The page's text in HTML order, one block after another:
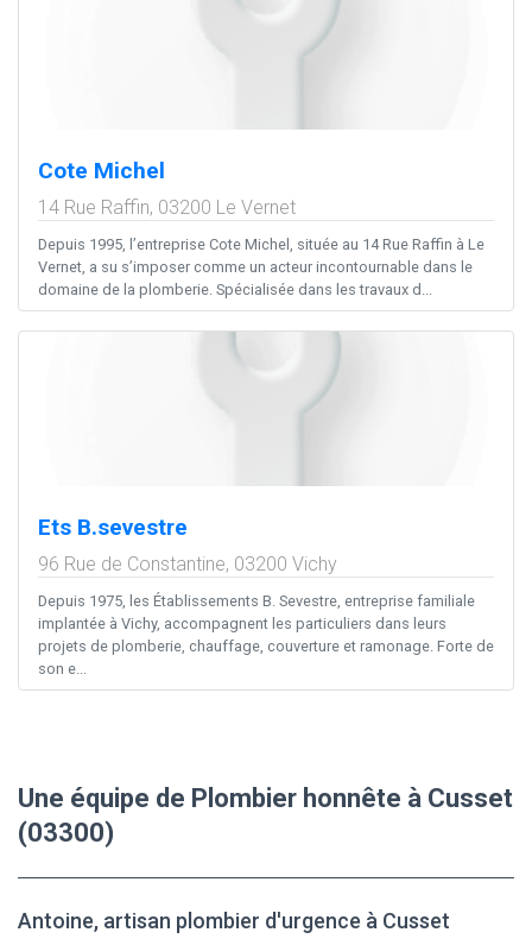
Cote Michel
14 Rue Raffin, 03200 Le Vernet
Depuis 1995, l’entreprise Cote Michel, située au 14 Rue Raffin à Le
Vernet, a su s’imposer comme un acteur incontournable dans le
domaine de la plomberie. Spécialisée dans les travaux d...
Ets B.sevestre
96 Rue de Constantine, 03200 Vichy
Depuis 1975, les Établissements B. Sevestre, entreprise familiale
implantée à Vichy, accompagnent les particuliers dans leurs
projets de plomberie, chauffage, couverture et ramonage. Forte de
son e...
Une équipe de Plombier honnête à Cusset
(03300)
Antoine, artisan plombier d'urgence à Cusset